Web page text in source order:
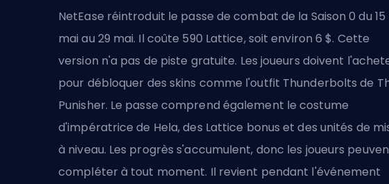
NetEase réintroduit le passe de combat de la Saison 0 du 15
mai au 29 mai. Il coûte 590 Lattice, soit environ 6 $. Cette
version n'a pas de piste gratuite. Les joueurs doivent
pour débloquer des skins comme l'outfit Thunderbolts de
Punisher. Le passe comprend également le costume
d'impératrice de Hela, des Lattice bonus et des unités de
à niveau. Les progrès s'accumulent, donc les joueurs
compléter à tout moment. Il revient pendant l'événement